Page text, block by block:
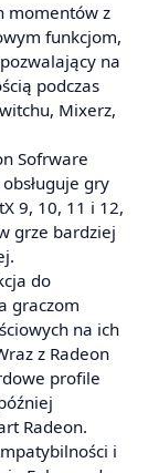
momentów z
funkcjom,
na
podczas
Mixerz,
Sofrware
gry
9, 10, 11 i 12,
grze bardziej
do
graczom
na ich
z Radeon
profile
Radeon.
i